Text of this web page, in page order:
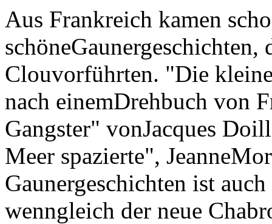
Aus Frankreich kamen
Clouvorführten. "Die
nach einemDrehbuch von
Gangster" vonJacques
Meer spazierte",
Gaunergeschichten ist
wenngleich der neue